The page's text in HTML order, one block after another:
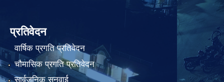
प्रतिवेदन
वार्षिक प्रगति प्रतिवेदन
चौमासिक प्रगति प्रतिवेदन
सार्वजनिक सुनुवाई